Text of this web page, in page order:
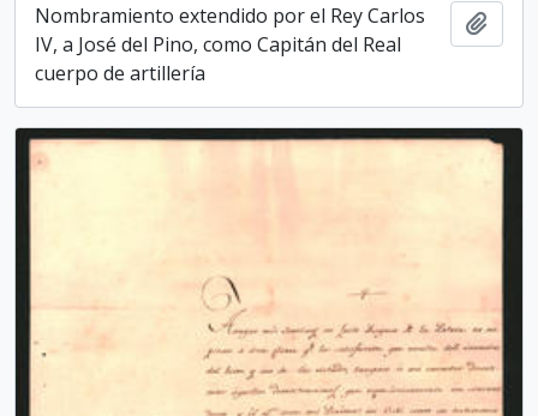
Nombramiento extendido por el Rey Carlos
IV, a José del Pino, como Capitán del Real
cuerpo de artillería